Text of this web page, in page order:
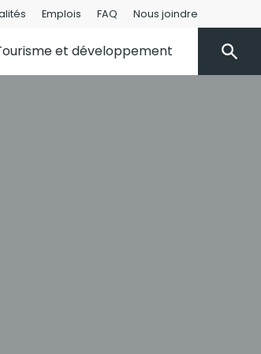
Emplois FAQ Nous joindre
et développement